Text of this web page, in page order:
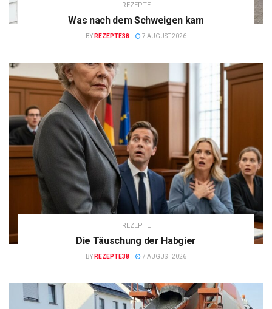
REZEPTE
Was nach dem Schweigen kam
BY REZEPTE38 7 AUGUST 2026
REZEPTE
Die Täuschung der Habgier
BY REZEPTE38 7 AUGUST 2026